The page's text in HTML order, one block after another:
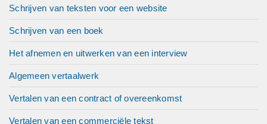
Schrijven van teksten voor een website
Schrijven van een boek
Het afnemen en uitwerken van een interview
Algemeen vertaalwerk
Vertalen van een contract of overeenkomst
Vertalen van een commerciële tekst